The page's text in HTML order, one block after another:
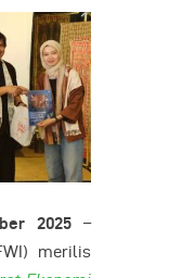
2025–
merilis